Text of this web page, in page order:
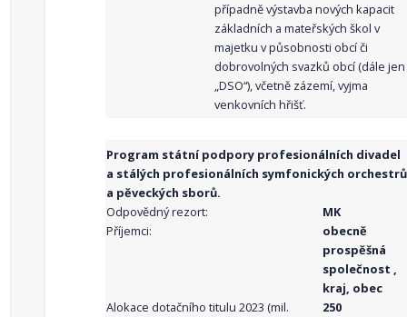
případně výstavba nových kapacit
základních a mateřských škol v
majetku v působnosti obcí či
dobrovolných svazků obcí (dále jen
„DSO“), včetně zázemí, vyjma
venkovních hřišť.
Program státní podpory profesionálních divadel
a stálých profesionálních symfonických orchestrů
a pěveckých sborů.
Odpovědný rezort:
MK
Příjemci:
obecně
prospěšná
společnost ,
kraj, obec
Alokace dotačního titulu 2023 (mil.
250